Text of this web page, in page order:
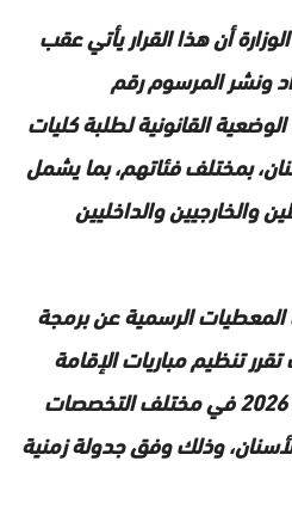
أن هذا القرار يأتي عقب
ونشر المرسوم رقم
الوضعية القانونية لطلبة كليات
بمختلف فئاتهم، بما يشمل
والخارجيين والداخليين
الرسمية عن برمجة
تنظيم مباريات الإقامة
(Résidanat) يوم 15 يونيو 2026 في مختلف التخصصات
وذلك وفق جدولة زمنية